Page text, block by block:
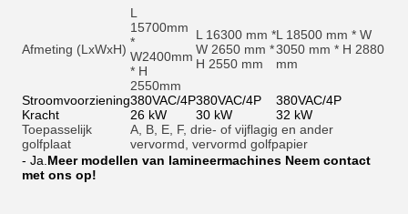
Afmeting (LxWxH)
L
15700mm
*
W2400mm
* H
2550mm
L 16300 mm *
W 2650 mm *
H 2550 mm
L 18500 mm * W
3050 mm * H 2880
mm
Stroomvoorziening380VAC/4P380VAC/4P
380VAC/4P
Kracht
26 kW 30 kW
32 kW
Toepasselijk
golfplaat
A, B, E, F, drie- of vijflagig en ander
vervormd, vervormd golfpapier
- Ja. Meer modellen van lamineermachines Neem contact
met ons op!